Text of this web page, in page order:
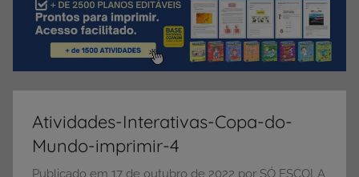
direcionado
compartilhamento
dicasAtividades-Interativas-Copa-do-
Mundo-imprimir-4
Publicado em 17 de outubro de 2022 por SÓ ESCOLA